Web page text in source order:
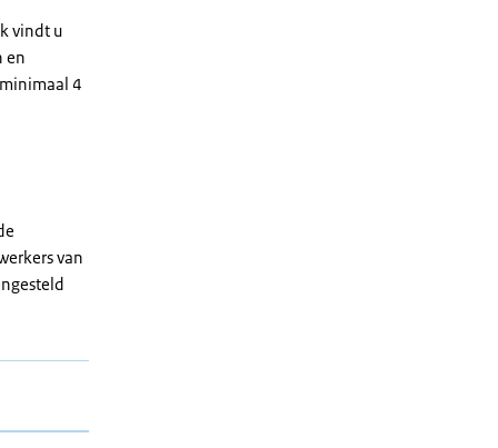
vindt u
en
4
van